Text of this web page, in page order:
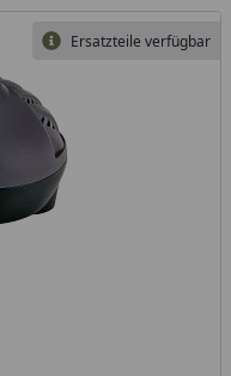
Ersatzteile verfügbar